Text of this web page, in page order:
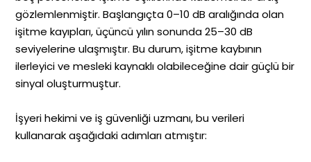
gözlemlenmiştir. Başlangıçta 0–10 dB aralığında olan
işitme kayıpları, üçüncü yılın sonunda 25–30 dB
seviyelerine ulaşmıştır. Bu durum, işitme kaybının
ilerleyici ve mesleki kaynaklı olabileceğine dair güçlü bir
sinyal oluşturmuştur.
İşyeri hekimi ve iş güvenliği uzmanı, bu verileri
kullanarak aşağıdaki adımları atmıştır: